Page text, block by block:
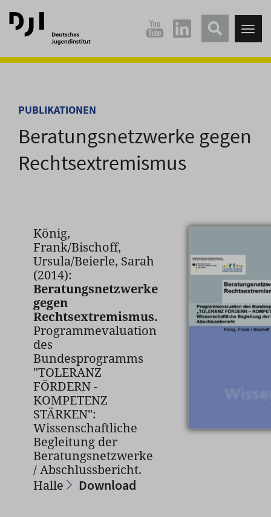
Direkt
zum
Hauptinhalt
Direkt
zum
Hauptmenü
PUBLIKATIONEN
Beratungsnetzwerke gegen
Rechtsextremismus
König,
Frank/Bischoff,
Ursula/Beierle, Sarah
(2014):
Beratungsnetzwerke
gegen
Rechtsextremismus.
Programmevaluation
des
Bundesprogramms
"TOLERANZ
FÖRDERN -
KOMPETENZ
STÄRKEN":
Wissenschaftliche
Begleitung der
Beratungsnetzwerke
/ Abschlussbericht.
Halle
Download